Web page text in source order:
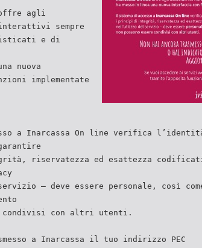
agli
sempre
e di
nuova
implementate
a Inarcassa On line verifica
riservatezza ed esattezza codificati
– deve essere personale, così
condivisi con altri utenti.
a Inarcassa il tuo indirizzo PEC